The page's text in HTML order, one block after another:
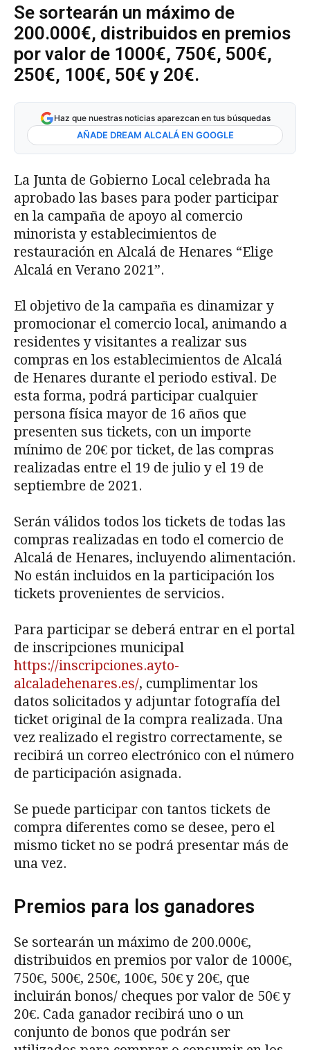
Se sortearán un máximo de
200.000€, distribuidos en premios
por valor de 1000€, 750€, 500€,
250€, 100€, 50€ y 20€.
Haz que nuestras noticias aparezcan en tus búsquedas
AÑADE DREAM ALCALÁ EN GOOGLE
La Junta de Gobierno Local celebrada ha
aprobado las bases para poder participar
en la campaña de apoyo al comercio
minorista y establecimientos de
restauración en Alcalá de Henares “Elige
Alcalá en Verano 2021”.
El objetivo de la campaña es dinamizar y
promocionar el comercio local, animando a
residentes y visitantes a realizar sus
compras en los establecimientos de Alcalá
de Henares durante el periodo estival. De
esta forma, podrá participar cualquier
persona física mayor de 16 años que
presenten sus tickets, con un importe
mínimo de 20€ por ticket, de las compras
realizadas entre el 19 de julio y el 19 de
septiembre de 2021.
Serán válidos todos los tickets de todas las
compras realizadas en todo el comercio de
Alcalá de Henares, incluyendo alimentación.
No están incluidos en la participación los
tickets provenientes de servicios.
Para participar se deberá entrar en el portal
de inscripciones municipal
https://inscripciones.ayto-
alcaladehenares.es/, cumplimentar los
datos solicitados y adjuntar fotografía del
ticket original de la compra realizada. Una
vez realizado el registro correctamente, se
recibirá un correo electrónico con el número
de participación asignada.
Se puede participar con tantos tickets de
compra diferentes como se desee, pero el
mismo ticket no se podrá presentar más de
una vez.
Premios para los ganadores
Se sortearán un máximo de 200.000€,
distribuidos en premios por valor de 1000€,
750€, 500€, 250€, 100€, 50€ y 20€, que
incluirán bonos/ cheques por valor de 50€ y
20€. Cada ganador recibirá uno o un
conjunto de bonos que podrán ser